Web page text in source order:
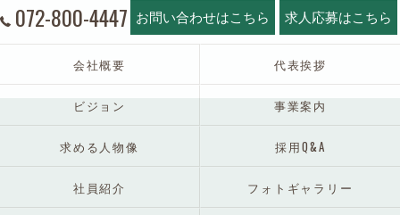
072-800-4447 お問い合わせはこちら 求人応募はこちら
会社概要 代表挨拶
ビジョン 事業案内
求める人物像 採用Q&A
社員紹介 フォトギャラリー